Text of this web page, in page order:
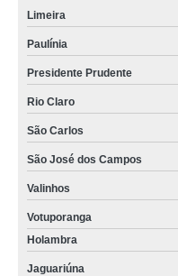
Limeira
Paulínia
Presidente Prudente
Rio Claro
São Carlos
São José dos Campos
Valinhos
Votuporanga
Holambra
Jaguariúna